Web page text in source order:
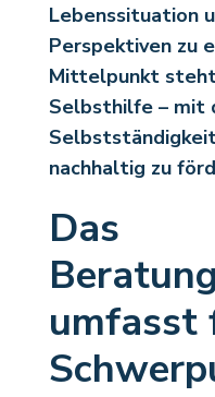
Lebenssituation
Perspektiven zu
Mittelpunkt
Selbsthilfe – mit
nachhaltig zu
Das
umfasst